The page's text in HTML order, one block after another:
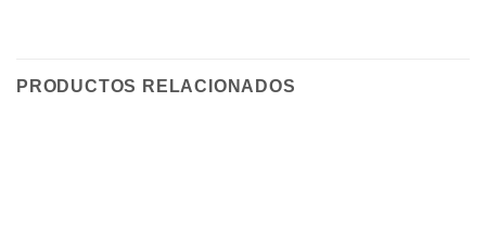
PRODUCTOS RELACIONADOS